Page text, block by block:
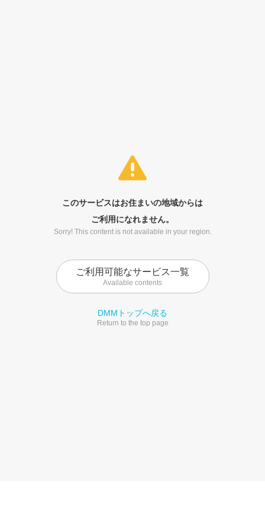
このサービスはお住まいの地域からは
ご利用になれません。
Sorry! This content is not available in your region.
ご利用可能なサービス一覧
Available contents
DMMトップへ戻る
Return to the top page